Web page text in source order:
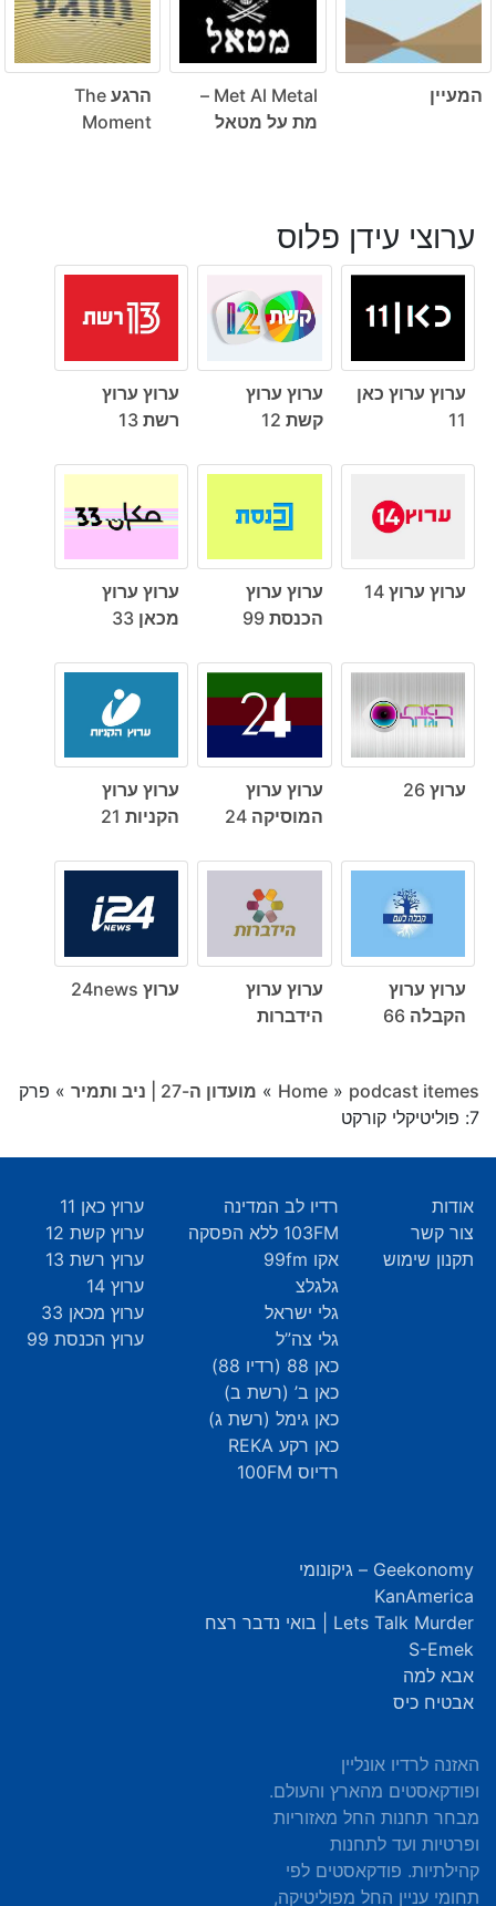
המעיין
Met Al Metal –
מת על מטאל
הרגע The
Moment
ערוצי עידן פלוס
ערוץ ערוץ כאן
11
ערוץ ערוץ
קשת 12
ערוץ ערוץ
רשת 13
ערוץ ערוץ 14
ערוץ ערוץ
הכנסת 99
ערוץ ערוץ
מכאן 33
ערוץ 26
ערוץ ערוץ
המוסיקה 24
ערוץ ערוץ
הקניות 21
ערוץ ערוץ
הקבלה 66
ערוץ ערוץ
הידברות
ערוץ 24news
Home » podcast itemes
» מועדון ה-27 | ניב ותמיר » פרק
7: פוליטיקלי קורקט
אודות
צור קשר
תקנון שימוש
רדיו לב המדינה
103FM ללא הפסקה
אקו 99fm
גלגלצ
גלי ישראל
גלי צה”ל
כאן 88 (רדיו 88)
כאן ב’ (רשת ב)
כאן גימל (רשת ג)
כאן רקע REKA
רדיוס 100FM
ערוץ כאן 11
ערוץ קשת 12
ערוץ רשת 13
ערוץ 14
ערוץ מכאן 33
ערוץ הכנסת 99
Geekonomy – גיקונומי
KanAmerica
Lets Talk Murder | בואי נדבר רצח
S-Emek
אבא למה
אבטיח כיס
האזנה לרדיו אונליין
ופודקאסטים מהארץ והעולם.
מבחר תחנות החל מאזוריות
ופרטיות ועד לתחנות
קהילתיות. פודקאסטים לפי
תחומי עניין החל מפוליטיקה,